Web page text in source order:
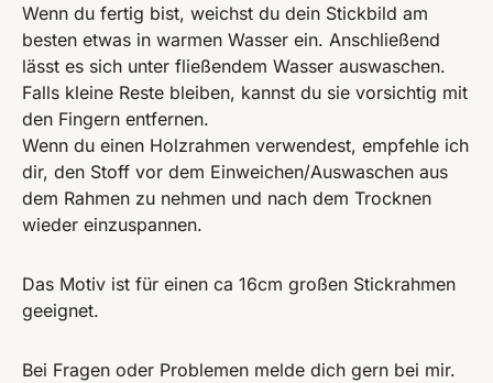
Wenn du fertig bist, weichst du dein Stickbild am
besten etwas in warmen Wasser ein. Anschließend
lässt es sich unter fließendem Wasser auswaschen.
Falls kleine Reste bleiben, kannst du sie vorsichtig mit
den Fingern entfernen.
Wenn du einen Holzrahmen verwendest, empfehle ich
dir, den Stoff vor dem Einweichen/Auswaschen aus
dem Rahmen zu nehmen und nach dem Trocknen
wieder einzuspannen.
Das Motiv ist für einen ca 16cm großen Stickrahmen
geeignet.
Bei Fragen oder Problemen melde dich gern bei mir.